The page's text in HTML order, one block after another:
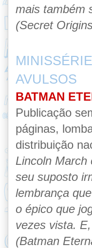
mais também
(Secret
AVULSOS
BATMAN
Publicação
páginas,
distribuição
Lincoln March
seu suposto
lembrança
o épico que
vezes vista.
(Batman